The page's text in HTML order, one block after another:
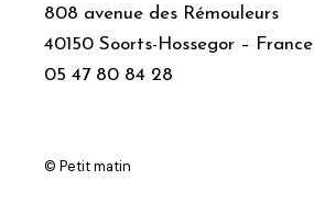
808 avenue des Rémouleurs
40150 Soorts-Hossegor – France
05 47 80 84 28
© Petit matin